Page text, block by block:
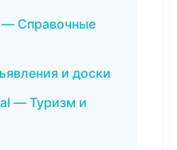
— Справочные
и доски
— Туризм и